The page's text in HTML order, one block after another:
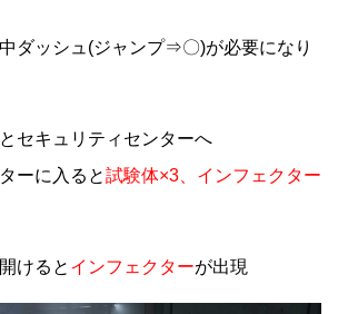
ダッシュ(ジャンプ⇒〇)が必要になり
セキュリティセンターへ
ーに入ると試験体×3、インフェクター
けると インフェクターが出現